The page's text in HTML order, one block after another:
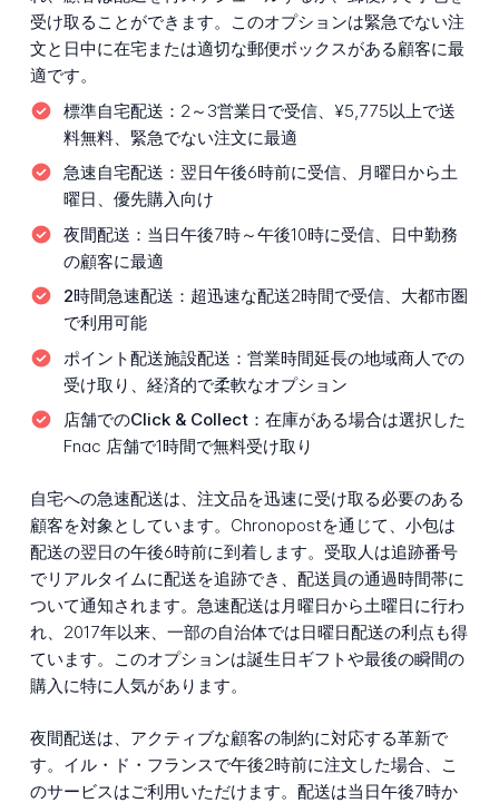
受け取ることができます。このオプションは緊急でない注
文と日中に在宅または適切な郵便ボックスがある顧客に最
適です。
標準自宅配送： 2～3営業日で受信、¥5,775以上で送
料無料、緊急でない注文に最適
急速自宅配送： 翌日午後6時前に受信、月曜日から土
曜日、優先購入向け
夜間配送： 当日午後7時～午後10時に受信、日中勤務
の顧客に最適
2時間急速配送： 超迅速な配送2時間で受信、大都市圏
で利用可能
ポイント配送施設配送： 営業時間延長の地域商人での
受け取り、経済的で柔軟なオプション
店舗でのClick & Collect： 在庫がある場合は選択した
Fnac 店舗で1時間で無料受け取り
自宅への急速配送は、注文品を迅速に受け取る必要のある
顧客を対象としています。Chronopostを通じて、小包は
配送の翌日の午後6時前に到着します。受取人は追跡番号
でリアルタイムに配送を追跡でき、配送員の通過時間帯に
ついて通知されます。急速配送は月曜日から土曜日に行わ
れ、2017年以来、一部の自治体では日曜日配送の利点も得
ています。このオプションは誕生日ギフトや最後の瞬間の
購入に特に人気があります。
夜間配送は、アクティブな顧客の制約に対応する革新で
す。イル・ド・フランスで午後2時前に注文した場合、こ
のサービスはご利用いただけます。配送は当日午後7時か